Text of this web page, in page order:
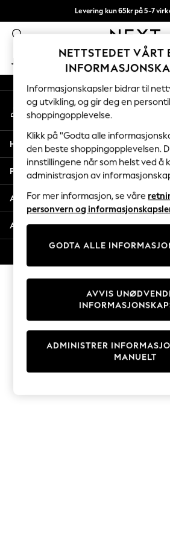
Levering kun 65kr på 5-7
Vi betaler alle
JENTER GUTTER BABY
GIRLS
New In
50 - 92cm
98 - 110cm
116 - 134cm
140 - 174cm
Trending: Top & Short Sets
Trending: Clogs
Toy Story
THE SET
Coats & Jackets
Sweatshirts & Hoodies
Knitwear
Cardigans
Dresses
Sets & Outfits
T-Shirts
An error occurred on client
Våre sosiale
Min konto
Logg inn på kontoen din
Hjelp
Personvern & Juridisk
Avdelinger
Andre tjenester
NETTSTEDET VÅRT
Informasjonskapsler bidrar til
og utvikling, og gir deg en
shoppingopplevelse.
Klikk på "Godta alle
den beste shoppingopplevelsen.
innstillingene når som helst ved å
administrasjon av
For mer informasjon, se våre
personvern og
GODTA ALLE
ADMINISTRER
MANUELT
AVVIS